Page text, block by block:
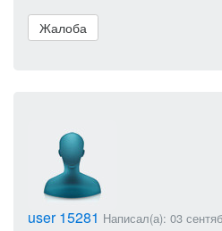
Жалоба
user 15281 Написал(а): 03